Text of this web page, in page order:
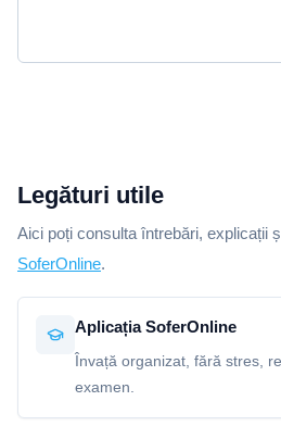
Legături utile
Aici poți consulta întrebări, explicații
SoferOnline.
Aplicația SoferOnline
Învață organizat, fără stres,
examen.